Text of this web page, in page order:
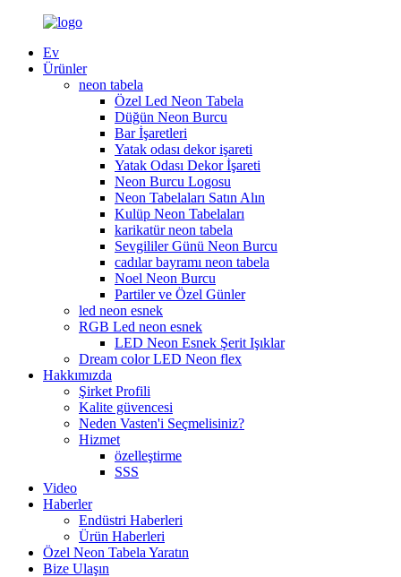
Ev
Ürünler
neon tabela
Özel Led Neon Tabela
Düğün Neon Burcu
Bar İşaretleri
Yatak odası dekor işareti
Yatak Odası Dekor İşareti
Neon Burcu Logosu
Neon Tabelaları Satın Alın
Kulüp Neon Tabelaları
karikatür neon tabela
Sevgililer Günü Neon Burcu
cadılar bayramı neon tabela
Noel Neon Burcu
Partiler ve Özel Günler
led neon esnek
RGB Led neon esnek
LED Neon Esnek Şerit Işıklar
Dream color LED Neon flex
Hakkımızda
Şirket Profili
Kalite güvencesi
Neden Vasten'i Seçmelisiniz?
Hizmet
özelleştirme
SSS
Video
Haberler
Endüstri Haberleri
Ürün Haberleri
Özel Neon Tabela Yaratın
Bize Ulaşın